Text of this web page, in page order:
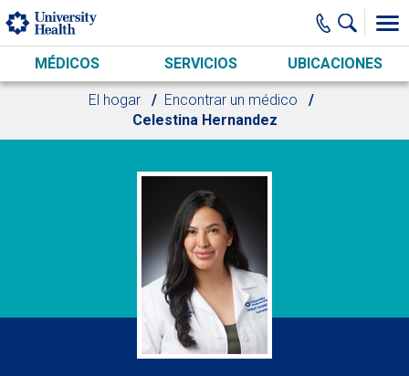
Skip to main content
MÉDICOS SERVICIOS UBICACIONES
El hogar
Encontrar un médico
Celestina Hernandez